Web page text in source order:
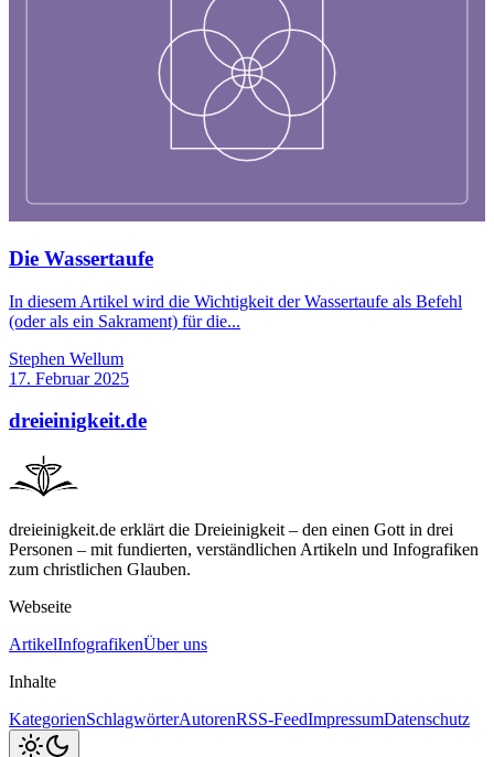
Die Wassertaufe
In diesem Artikel wird die Wichtigkeit der Wassertaufe als Befehl
(oder als ein Sakrament) für die...
Stephen Wellum
17. Februar 2025
dreieinigkeit.de
dreieinigkeit.de erklärt die Dreieinigkeit – den einen Gott in drei
Personen – mit fundierten, verständlichen Artikeln und Infografiken
zum christlichen Glauben.
Webseite
ArtikelInfografikenÜber uns
Inhalte
KategorienSchlagwörterAutorenRSS-FeedImpressumDatenschutz